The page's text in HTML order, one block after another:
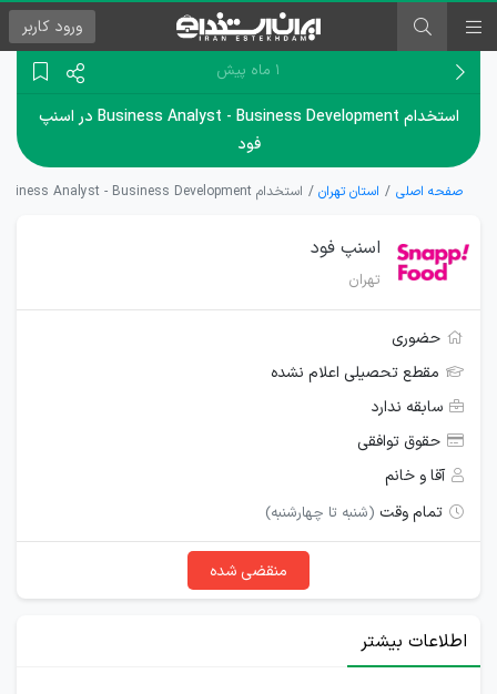
ورود کاربر
۱ ماه پیش
استخدام Business Analyst - Business Development در اسنپ
فود
صفحه اصلی استان تهران استخدام Business Analyst - Business Development در اسنپ فود
اسنپ فود
تهران
حضوری
مقطع تحصیلی اعلام نشده
سابقه ندارد
حقوق توافقی
آقا و خانم
تمام وقت (شنبه تا چهارشنبه)
منقضی شده
اطلاعات بیشتر